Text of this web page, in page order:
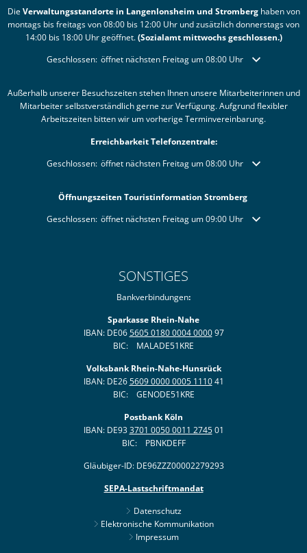
DieVerwaltungsstandorte in Langenlonsheim und Stromberghaben von
montags bis freitags von 08:00 bis 12:00 Uhr und zusätzlich donnerstags von
14:00 bis 18:00 Uhr geöffnet.(Sozialamt mittwochs geschlossen.)
Klicken, um weitere Öffnungs- oder Schließzeiten auszublenden
Geschlossen: öffnet nächsten Freitag um 08:00 Uhr
Außerhalb unserer Besuchszeiten stehen Ihnen unsere Mitarbeiterinnen und
Mitarbeiter selbstverständlich gerne zur Verfügung. Aufgrund flexibler
Arbeitszeiten bitten wir um vorherige Terminvereinbarung.
Erreichbarkeit Telefonzentrale:
Klicken, um weitere Öffnungs- oder Schließzeiten auszublenden
Geschlossen: öffnet nächsten Freitag um 08:00 Uhr
Öffnungszeiten Touristinformation Stromberg
Klicken, um weitere Öffnungs- oder Schließzeiten auszublenden
Geschlossen: öffnet nächsten Freitag um 09:00 Uhr
SONSTIGES
Bankverbindungen:
Sparkasse Rhein-Nahe
IBAN: DE065605 0180 0004 000097
BIC: MALADE51KRE
Volksbank Rhein-Nahe-Hunsrück
IBAN: DE265609 0000 0005 111041
BIC: GENODE51KRE
Postbank Köln
IBAN: DE933701 0050 0011 274501
BIC: PBNKDEFF
Gläubiger-ID: DE96ZZZ00002279293
SEPA-Lastschriftmandat
Datenschutz
Elektronische Kommunikation
Impressum